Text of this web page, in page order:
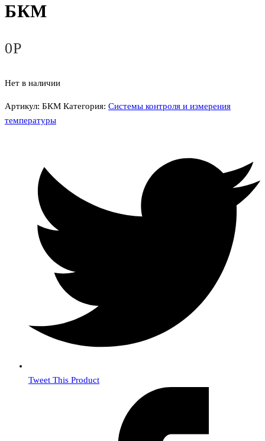
БКМ
0Р
Нет в наличии
Артикул: БКМ Категория: Системы контроля и измерения
температуры
Tweet This Product